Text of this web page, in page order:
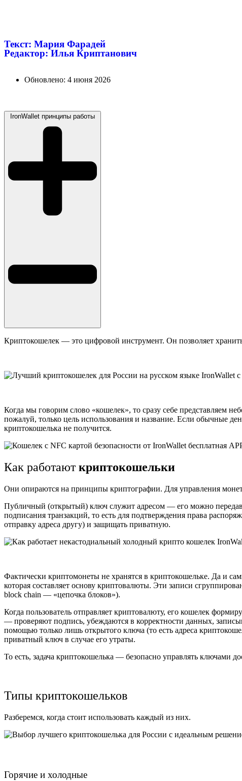
Текст: Мария Фарадей
Редактор: Илья Криптанович
Обновлено: 4 июня 2026
IronWallet принципы работы
Криптокошелек — это цифровой инструмент. Он позволяет
Когда мы говорим слово «кошелек», то сразу себе представляем
пожалуй, только цель использования и название. Если обычные
криптокошелька не получится.
Как работаюткриптокошельки
Они опираются на принципы криптографии. Для управления
Публичный (открытый) ключ служит адресом — его можно
подписания транзакций, то есть для подтверждения права
отправку адреса другу) и защищать приватную.
Фактически криптомонеты не хранятся в криптокошельке. Да и
которая составляет основу криптовалюты. Эти записи
block chain — «цепочка блоков»).
Когда пользователь отправляет криптовалюту, его кошелек
— проверяют подпись, убеждаются в корректности данных,
помощью только лишь открытого ключа (то есть адреса
приватный ключ в случае его утраты.
То есть, задача криптокошелька — безопасно управлять ключами
Типы криптокошельков
Разберемся, когда стоит использовать каждый из них.
Горячие и холодные